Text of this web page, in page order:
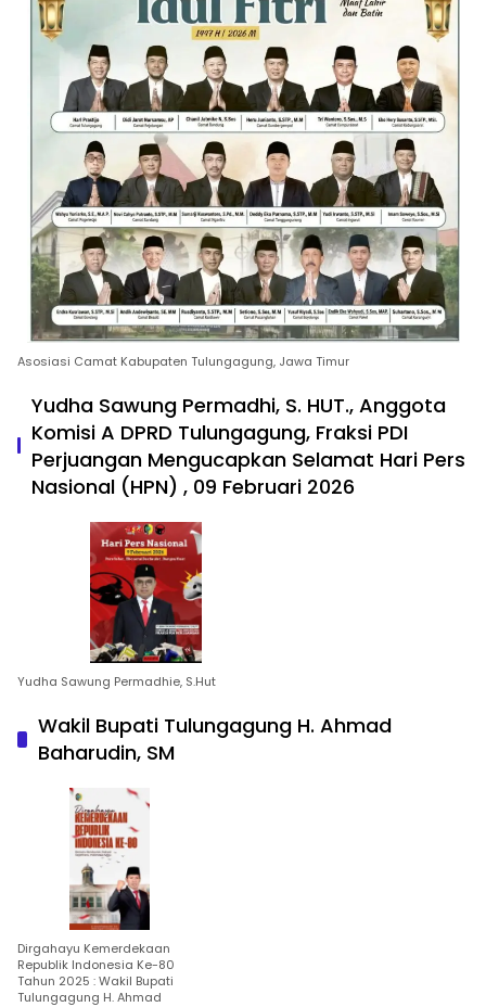
Asosiasi Camat Kabupaten Tulungagung, Jawa Timur
Yudha Sawung Permadhi, S. HUT., Anggota
Komisi A DPRD Tulungagung, Fraksi PDI
Perjuangan Mengucapkan Selamat Hari Pers
Nasional (HPN) , 09 Februari 2026
Yudha Sawung Permadhie, S.Hut
Wakil Bupati Tulungagung H. Ahmad
Baharudin, SM
Dirgahayu Kemerdekaan
Republik Indonesia Ke-80
Tahun 2025 : Wakil Bupati
Tulungagung H. Ahmad